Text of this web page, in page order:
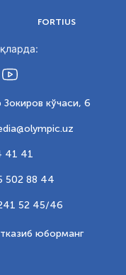
FORTIUS
кўчаси, 6
41 41
502 88 44
52 45/46
юборманг